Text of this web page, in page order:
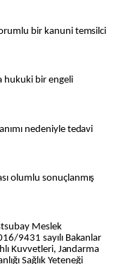
bir kanuni temsilci
hukuki bir engeli
nedeniyle tedavi
olumlu sonuçlanmış
Meslek
9431 sayılı Bakanlar
Kuvvetleri, Jandarma
Sağlık Yeteneği